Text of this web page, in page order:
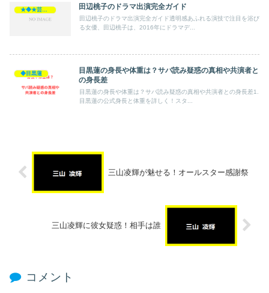
★◆★芸能人★◆★ 田辺桃子のドラマ出演完全ガイド
田辺桃子のドラマ出演完全ガイド透明感あふれる演技で注目を浴び
る女優、田辺桃子は、2016年にドラマデ...
◆目黒蓮
目黒蓮の身長や体重は？サバ読み疑惑の真相や共演者と
の身長差
目黒蓮の身長や体重は？サバ読み疑惑の真相や共演者との身長差1.
目黒蓮の公式身長と体重を詳しく！スタ...
三山凌輝が魅せる！オールスター感謝祭
三山凌輝に彼女疑惑！相手は誰
コメント